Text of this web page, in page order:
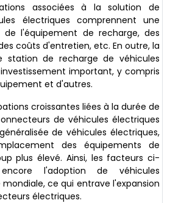
associées à la solution de
électriques comprennent une
l'équipement de recharge, des
coûts d'entretien, etc. En outre, la
station de recharge de véhicules
important, y compris
et d'autres.
croissantes liées à la durée de
de véhicules électriques
de véhicules électriques,
des équipements de
plus élevé. Ainsi, les facteurs ci-
l'adoption de véhicules
ce qui entrave l'expansion
électriques.